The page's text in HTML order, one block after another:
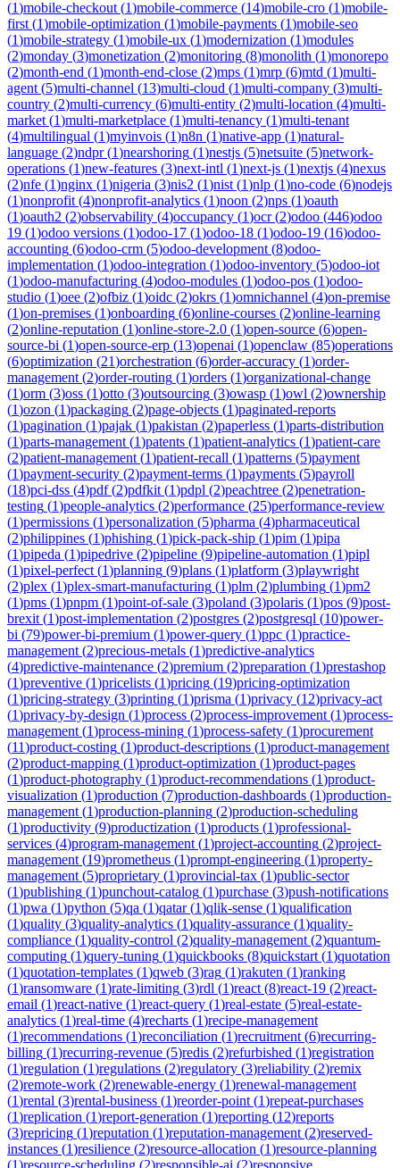
(1)mobile-checkout (1)mobile-commerce (14)mobile-cro (1)mobile-
first (1)mobile-optimization (1)mobile-payments (1)mobile-seo
(1)mobile-strategy (1)mobile-ux (1)modernization (1)modules
(2)monday (3)monetization (2)monitoring (8)monolith (1)monorepo
(2)month-end (1)month-end-close (2)mps (1)mrp (6)mtd (1)multi-
agent (5)multi-channel (13)multi-cloud (1)multi-company (3)multi-
country (2)multi-currency (6)multi-entity (2)multi-location (4)multi-
market (1)multi-marketplace (1)multi-tenancy (1)multi-tenant
(4)multilingual (1)myinvois (1)n8n (1)native-app (1)natural-
language (2)ndpr(1)nearshoring (1)nestjs (5)netsuite (5)network-
operations (1)new-features (3)next-intl (1)next-js (1)nextjs (4)nexus
(2)nfe (1)nginx (1)nigeria (3)nis2 (1)nist (1)nlp (1)no-code (6)nodejs
(1)nonprofit (4)nonprofit-analytics (1)noon (2)nps (1)oauth
(1)oauth2 (2)observability (4)occupancy (1)ocr(2)odoo (446)odoo
19 (1)odoo versions (1)odoo-17 (1)odoo-18 (1)odoo-19 (16)odoo-
accounting (6)odoo-crm (5)odoo-development (8)odoo-
implementation (1)odoo-integration (1)odoo-inventory (5)odoo-iot
(1)odoo-manufacturing (4)odoo-modules (1)odoo-pos (1)odoo-
studio (1)oee (2)ofbiz (1)oidc (2)okrs (1)omnichannel (4)on-premise
(1)on-premises (1)onboarding (6)online-courses (2)online-learning
(2)online-reputation (1)online-store-2.0 (1)open-source (6)open-
source-bi (1)open-source-erp (13)openai (1)openclaw (85)operations
(6)optimization (21)orchestration (6)order-accuracy (1)order-
management (2)order-routing (1)orders (1)organizational-change
(1)orm (3)oss (1)otto (3)outsourcing (3)owasp (1)owl (2)ownership
(1)ozon (1)packaging (2)page-objects (1)paginated-reports
(1)pagination (1)pajak (1)pakistan (2)paperless (1)parts-distribution
(1)parts-management (1)patents (1)patient-analytics (1)patient-care
(2)patient-management (1)patient-recall (1)patterns (5)payment
(1)payment-security (2)payment-terms (1)payments (5)payroll
(18)pci-dss (4)pdf(2)pdfkit (1)pdpl (2)peachtree (2)penetration-
testing (1)people-analytics (2)performance (25)performance-review
(1)permissions (1)personalization (5)pharma (4)pharmaceutical
(2)philippines (1)phishing (1)pick-pack-ship (1)pim (1)pipa
(1)pipeda (1)pipedrive (2)pipeline (9)pipeline-automation (1)pipl
(1)pixel-perfect (1)planning (9)plans (1)platform (3)playwright
(2)plex (1)plex-smart-manufacturing (1)plm (2)plumbing (1)pm2
(1)pms (1)pnpm (1)point-of-sale (3)poland (3)polaris (1)pos (9)post-
brexit (1)post-implementation (2)postgres (2)postgresql (10)power-
bi (79)power-bi-premium (1)power-query (1)ppc (1)practice-
management (2)precious-metals (1)predictive-analytics
(4)predictive-maintenance (2)premium (2)preparation (1)prestashop
(1)preventive (1)pricelists (1)pricing (19)pricing-optimization
(1)pricing-strategy (3)printing (1)prisma (1)privacy (12)privacy-act
(1)privacy-by-design (1)process (2)process-improvement (1)process-
management (1)process-mining (1)process-safety (1)procurement
(11)product-costing (1)product-descriptions (1)product-management
(2)product-mapping (1)product-optimization (1)product-pages
(1)product-photography (1)product-recommendations (1)product-
visualization (1)production (7)production-dashboards (1)production-
management (1)production-planning (2)production-scheduling
(1)productivity (9)productization (1)products (1)professional-
services (4)program-management (1)project-accounting (2)project-
management (19)prometheus (1)prompt-engineering (1)property-
management (5)proprietary (1)provincial-tax (1)public-sector
(1)publishing (1)punchout-catalog (1)purchase (3)push-notifications
(1)pwa (1)python (5)qa (1)qatar(1)qlik-sense (1)qualification
(1)quality (3)quality-analytics (1)quality-assurance (1)quality-
compliance (1)quality-control (2)quality-management (2)quantum-
computing (1)query-tuning (1)quickbooks (8)quickstart (1)quotation
(1)quotation-templates (1)qweb (3)rag (1)rakuten (1)ranking
(1)ransomware (1)rate-limiting (3)rdl (1)react (8)react-19 (2)react-
email (1)react-native (1)react-query (1)real-estate (5)real-estate-
analytics (1)real-time (4)recharts (1)recipe-management
(1)recommendations (1)reconciliation (1)recruitment (6)recurring-
billing (1)recurring-revenue (5)redis (2)refurbished (1)registration
(1)regulation (1)regulations (2)regulatory (3)reliability (2)remix
(2)remote-work (2)renewable-energy (1)renewal-management
(1)rental (3)rental-business (1)reorder-point (1)repeat-purchases
(1)replication (1)report-generation (1)reporting (12)reports
(3)repricing (1)reputation (1)reputation-management (2)reserved-
instances (1)resilience (2)resource-allocation (1)resource-planning
(1)resource-scheduling (2)responsible-ai (2)responsive